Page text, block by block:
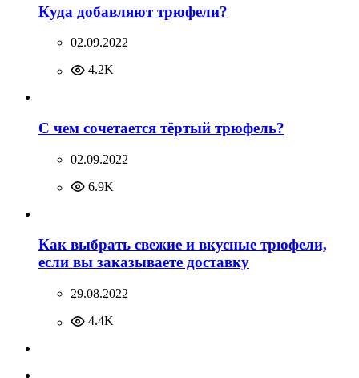
Куда добавляют трюфели?
02.09.2022
4.2K
С чем сочетается тёртый трюфель?
02.09.2022
6.9K
Как выбрать свежие и вкусные трюфели,
если вы заказываете доставку
29.08.2022
4.4K